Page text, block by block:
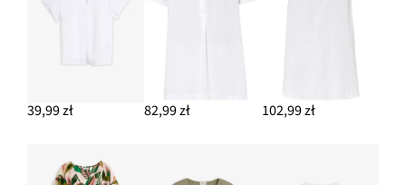
39,99 zł 82,99 zł 102,99 zł